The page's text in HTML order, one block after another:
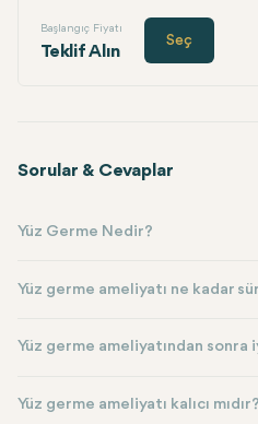
Başlangıç Fiyatı
Teklif Alın
Seç
Sorular & Cevaplar
Yüz Germe Nedir?
Yüz germe ameliyatı ne kadar
Yüz germe ameliyatından sonra
Yüz germe ameliyatı kalıcı mıdır?